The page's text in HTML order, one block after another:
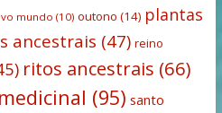
mundo (10) outono (14) plantas
ancestrais (47) reino
ritos ancestrais (66)
(95) santo